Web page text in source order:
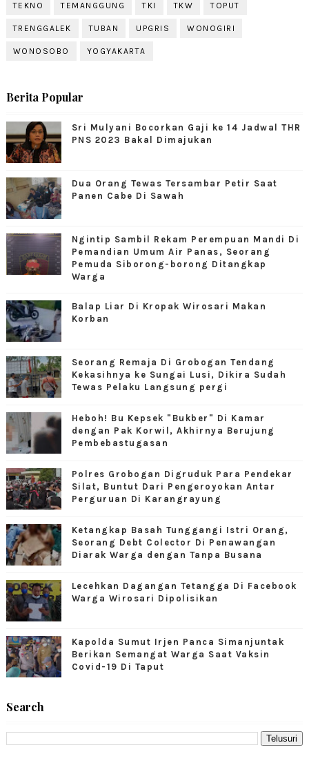
TEKNO TEMANGGUNG TKI TKW TOPUT
TRENGGALEK TUBAN UPGRIS WONOGIRI
WONOSOBO YOGYAKARTA
Berita Popular
Sri Mulyani Bocorkan Gaji ke 14 Jadwal THR
PNS 2023 Bakal Dimajukan
Dua Orang Tewas Tersambar Petir Saat
Panen Cabe Di Sawah
Ngintip Sambil Rekam Perempuan Mandi Di
Pemandian Umum Air Panas, Seorang
Pemuda Siborong-borong Ditangkap
Warga
Balap Liar Di Kropak Wirosari Makan
Korban
Seorang Remaja Di Grobogan Tendang
Kekasihnya ke Sungai Lusi, Dikira Sudah
Tewas Pelaku Langsung pergi
Heboh! Bu Kepsek "Bukber" Di Kamar
dengan Pak Korwil, Akhirnya Berujung
Pembebastugasan
Polres Grobogan Digruduk Para Pendekar
Silat, Buntut Dari Pengeroyokan Antar
Perguruan Di Karangrayung
Ketangkap Basah Tunggangi Istri Orang,
Seorang Debt Colector Di Penawangan
Diarak Warga dengan Tanpa Busana
Lecehkan Dagangan Tetangga Di Facebook
Warga Wirosari Dipolisikan
Kapolda Sumut Irjen Panca Simanjuntak
Berikan Semangat Warga Saat Vaksin
Covid-19 Di Taput
Search